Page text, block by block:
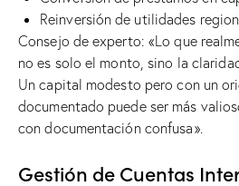
Reinversión de utilidades
Consejo de experto: «Lo que
no es solo el monto, sino la
Un capital modesto pero con un
documentado puede ser más
con documentación confusa».
Gestión de Cuentas